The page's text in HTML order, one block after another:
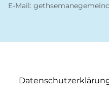
E-Mail: